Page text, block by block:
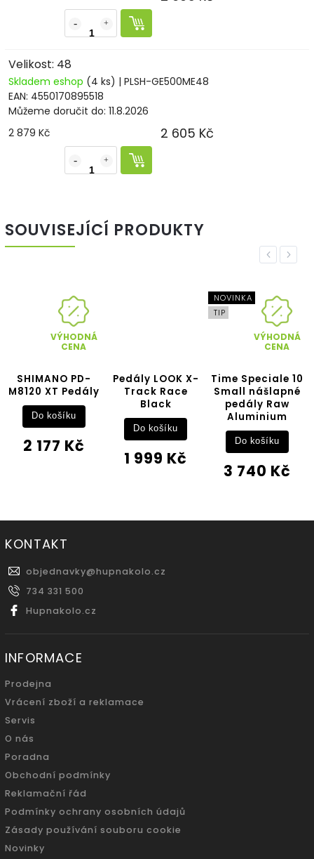
Velikost: 48
Skladem eshop (4 ks) | PLSH-GE500ME48
EAN: 4550170895518
Můžeme doručit do: 11.8.2026
2 879 Kč
2 605 Kč
SOUVISEJÍCÍ PRODUKTY
Previous
VÝHODNÁ
PD-
XT Pedály
Kč
košíku
Pedály LOOK X-
Track Race
1 999 Kč
Do košíku
NOVINKA
VÝHODNÁ
Time Speciale 10
Small nášlapné
pedály Raw
Aluminium
3 740 Kč
Do košíku
TIP
Time
Large
3
Next
KONTAKT
objednavky@hupnakolo.cz
734 331 500
Hupnakolo.cz
INFORMACE
Prodejna
Vrácení zboží a reklamace
Servis
O nás
Poradna
Obchodní podmínky
Reklamační řád
Podmínky ochrany osobních údajů
Zásady používání souboru cookie
Novinky